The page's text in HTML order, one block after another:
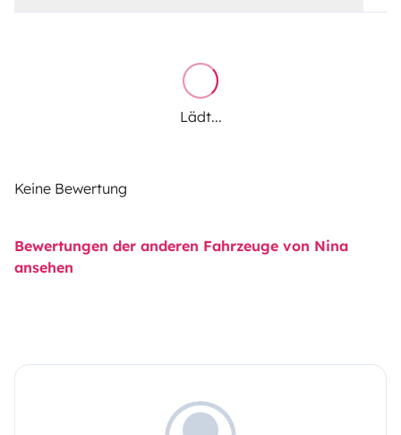
Lädt...
Keine Bewertung
Bewertungen der anderen Fahrzeuge von Nina
ansehen